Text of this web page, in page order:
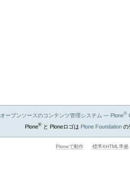
オープンソースのコンテンツ管理システム — Plone®
Plone® と Ploneロゴは Plone Foundation の
Ploneで動作 標準XHTML準拠